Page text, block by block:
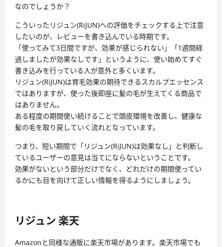
なのでしょうか？
こういったリジュン(RiJUN)への評価をチェックする上で注意
したいのが、レビューを書き込んでいる時期です。
「使ってみて3日間ですが、効果が感じられない」「1週間経
過しましたが効果なしです」というように、使い始めてすぐ
書き込みを行っている人が意外と多くいます。
リジュン(RiJUN)は育毛効果の期待できるスカルプエッセンス
ではありますが、使った後即座に髪の毛が生えてくる商品で
はありません。
ある程度の期間使い続けることで頭皮環境を改善し、健康な
髪の毛を取り戻していく流れとなっています。
つまり、短い期間で「リジュン(RiJUN)は効果なし」と判断し
ているユーザーの意見は当てにならないということです。
効果がないという部分だけでなく、どれだけの期間使ってい
るかにも目を向けて正しい情報を得るようにしましょう。
リジュン 楽天
Amazonと同様な通販に楽天市場があります。楽天市場でも